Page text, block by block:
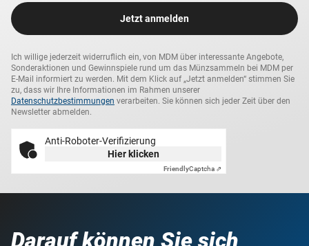
Jetzt anmelden
Ich willige jederzeit widerruflich ein, von MDM über interessante Angebote,
Sonderaktionen und Gewinnspiele rund um das Münzsammeln bei MDM per
E-Mail informiert zu werden. Mit dem Klick auf „Jetzt anmelden“ stimmen Sie
zu, dass wir Ihre Informationen im Rahmen unserer
Datenschutzbestimmungen verarbeiten. Sie können sich jeder Zeit über den
Newsletter abmelden.
Anti-Roboter-Verifizierung
Hier klicken
FriendlyCaptcha ⇗
Darauf können Sie sich